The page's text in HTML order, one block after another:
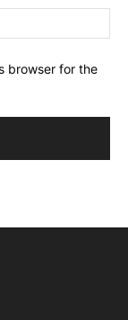
browser for the